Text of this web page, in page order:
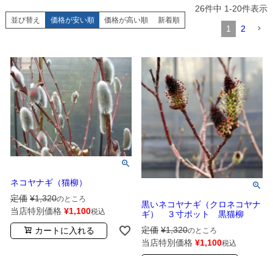
並び替え 価格が安い順 価格が高い順 新着順
26件中 1-20件表示
1 2
ネコヤナギ（猫柳）
定価 ¥1,320のところ
当店特別価格 ¥1,100税込
カートに入れる
黒いネコヤナギ（クロネコヤナ
ギ） ３寸ポット 黒猫柳
定価 ¥1,320のところ
当店特別価格 ¥1,100税込